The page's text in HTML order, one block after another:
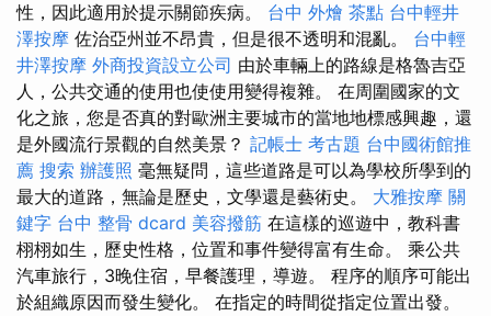
性，因此適用於提示關節疾病。 台中 外燴 茶點 台中輕井
澤按摩 佐治亞州並不昂貴，但是很不透明和混亂。 台中輕
井澤按摩 外商投資設立公司 由於車輛上的路線是格魯吉亞
人，公共交通的使用也使使用變得複雜。 在周圍國家的文
化之旅，您是否真的對歐洲主要城市的當地地標感興趣，還
是外國流行景觀的自然美景？ 記帳士 考古題 台中國術館推
薦 搜索 辦護照 毫無疑問，這些道路是可以為學校所學到的
最大的道路，無論是歷史，文學還是藝術史。 大雅按摩 關
鍵字 台中 整骨 dcard 美容撥筋 在這樣的巡遊中，教科書
栩栩如生，歷史性格，位置和事件變得富有生命。 乘公共
汽車旅行，3晚住宿，早餐護理，導遊。 程序的順序可能出
於組織原因而發生變化。 在指定的時間從指定位置出發。